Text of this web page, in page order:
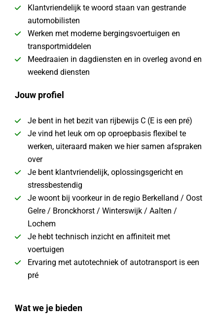
Klantvriendelijk te woord staan van gestrande
automobilisten
Werken met moderne bergingsvoertuigen en
transportmiddelen
Meedraaien in dagdiensten en in overleg avond en
weekend diensten
Jouw profiel
Je bent in het bezit van rijbewijs C (E is een pré)
Je vind het leuk om op oproepbasis flexibel te
werken, uiteraard maken we hier samen afspraken
over
Je bent klantvriendelijk, oplossingsgericht en
stressbestendig
Je woont bij voorkeur in de regio Berkelland / Oost
Gelre / Bronckhorst / Winterswijk / Aalten /
Lochem
Je hebt technisch inzicht en affiniteit met
voertuigen
Ervaring met autotechniek of autotransport is een
pré
Wat we je bieden